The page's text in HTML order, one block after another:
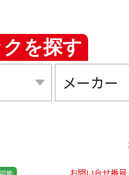
クを探す
お問い合せ番号